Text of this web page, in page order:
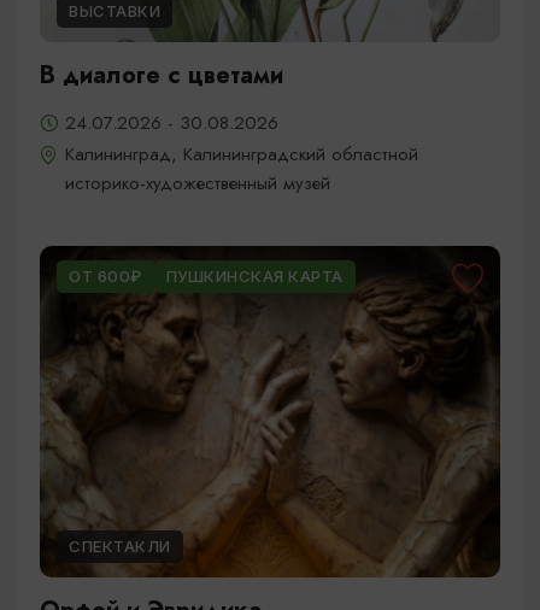
ВЫСТАВКИ
В диалоге с цветами
24.07.2026 - 30.08.2026
Калининград, Калининградский областной
историко-художественный музей
ОТ 600₽ ПУШКИНСКАЯ КАРТА
СПЕКТАКЛИ